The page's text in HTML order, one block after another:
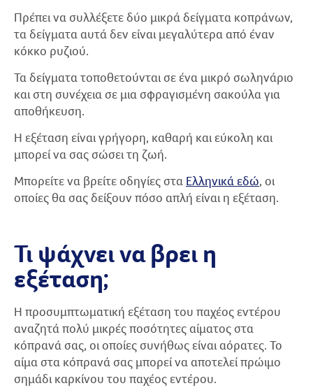
Πρέπει να συλλέξετε δύο μικρά δείγματα κοπράνων,
τα δείγματα αυτά δεν είναι μεγαλύτερα από έναν
κόκκο ρυζιού.
Τα δείγματα τοποθετούνται σε ένα μικρό σωληνάριο
και στη συνέχεια σε μια σφραγισμένη σακούλα για
αποθήκευση.
Η εξέταση είναι γρήγορη, καθαρή και εύκολη και
μπορεί να σας σώσει τη ζωή.
Μπορείτε να βρείτε οδηγίες στα Ελληνικά εδώ, οι
οποίες θα σας δείξουν πόσο απλή είναι η εξέταση.
Τι ψάχνει να βρει η
εξέταση;
Η προσυμπτωματική εξέταση του παχέος εντέρου
αναζητά πολύ μικρές ποσότητες αίματος στα
κόπρανά σας, οι οποίες συνήθως είναι αόρατες. Το
αίμα στα κόπρανά σας μπορεί να αποτελεί πρώιμο
σημάδι καρκίνου του παχέος εντέρου.